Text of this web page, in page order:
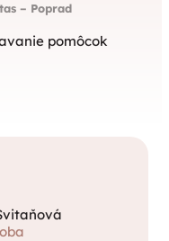
– Poprad
pomôcok